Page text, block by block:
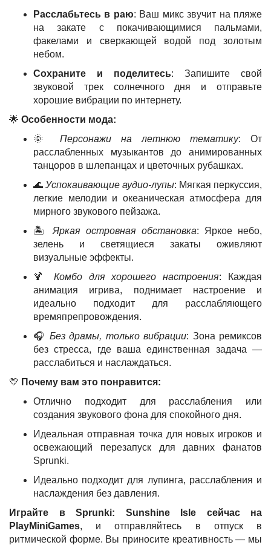
Расслабьтесь в раю: Ваш микс звучит на пляже
на закате с покачивающимися пальмами,
факелами и сверкающей водой под золотым
небом.
Сохраните и поделитесь: Запишите свой
звуковой трек солнечного дня и отправьте
хорошие вибрации по интернету.
🌟 Особенности мода:
🌞 Персонажи на летнюю тематику: От
расслабленных музыкантов до анимированных
танцоров в шлепанцах и цветочных рубашках.
🌊 Успокаивающие аудио-лупы: Мягкая перкуссия,
легкие мелодии и океаническая атмосфера для
мирного звукового пейзажа.
🏝️ Яркая островная обстановка: Яркое небо,
зелень и светящиеся закаты оживляют
визуальные эффекты.
🍹 Комбо для хорошего настроения: Каждая
анимация игрива, поднимает настроение и
идеально подходит для расслабляющего
времяпрепровождения.
🎧 Без драмы, только вибрации: Зона ремиксов
без стресса, где ваша единственная задача —
расслабиться и наслаждаться.
💛 Почему вам это понравится:
Отлично подходит для расслабления или
создания звукового фона для спокойного дня.
Идеальная отправная точка для новых игроков и
освежающий перезапуск для давних фанатов
Sprunki.
Идеально подходит для лупинга, расслабления и
наслаждения без давления.
Играйте в Sprunki: Sunshine Isle сейчас на
PlayMiniGames, и отправляйтесь в отпуск в
ритмической форме. Вы приносите креативность — мы